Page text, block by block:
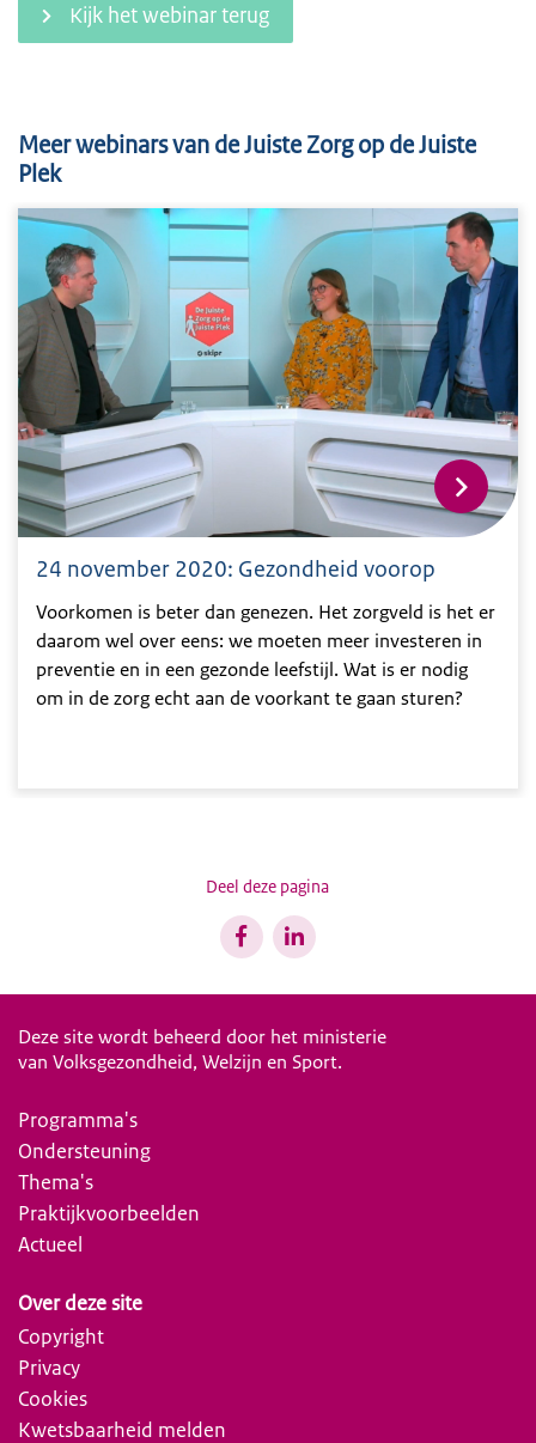
Kijk het webinar terug
Meer webinars van de Juiste Zorg op de Juiste
Plek
24 november 2020: Gezondheid voorop
Voorkomen is beter dan genezen. Het zorgveld is het er
daarom wel over eens: we moeten meer investeren in
preventie en in een gezonde leefstijl. Wat is er nodig
om in de zorg echt aan de voorkant te gaan sturen?
Deel deze pagina
Deze site wordt beheerd door het ministerie
van Volksgezondheid, Welzijn en Sport.
Programma's
Ondersteuning
Thema's
Praktijkvoorbeelden
Actueel
Over deze site
Copyright
Privacy
Cookies
Kwetsbaarheid melden